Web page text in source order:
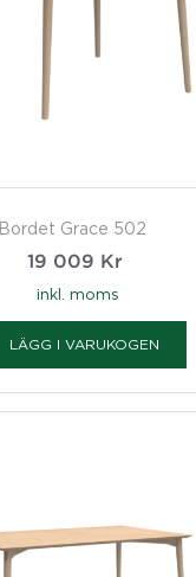
Bordet Grace 502
19 009 Kr
inkl. moms
LÄGG I VARUKOGEN